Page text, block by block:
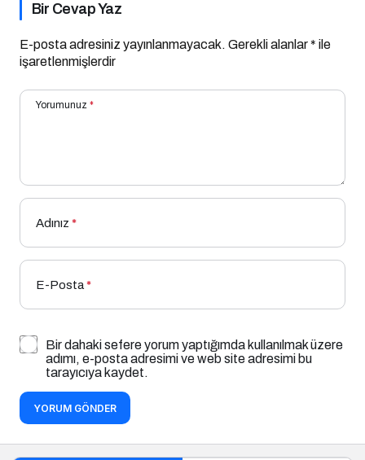
Bir Cevap Yaz
E-posta adresiniz yayınlanmayacak. Gerekli alanlar* ile
işaretlenmişlerdir
Yorumunuz *
Adınız *
E-Posta*
Bir dahaki sefere yorum yaptığımda kullanılmak üzere
adımı, e-posta adresimi ve web site adresimi bu
tarayıcıya kaydet.
YORUM GÖNDER